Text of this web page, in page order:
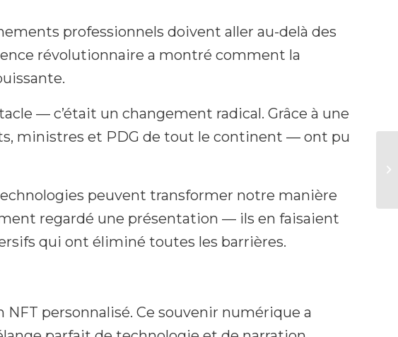
professionnels doivent aller au-delà des
révolutionnaire a montré comment la
— c’était un changement radical. Grâce à une
ministres et PDG de tout le continent — ont pu
peuvent transformer notre manière
regardé une présentation — ils en faisaient
qui ont éliminé toutes les barrières.
personnalisé. Ce souvenir numérique a